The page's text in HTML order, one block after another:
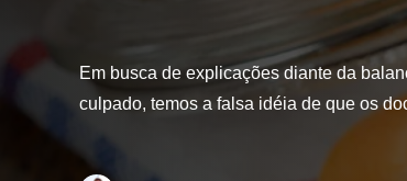
Em busca de explicações diante da
culpado, temos a falsa idéia de que os